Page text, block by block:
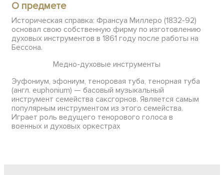
О предмете
Историческая справка: Франсуа Миллеро (1832-92)
основал свою собственную фирму по изготовлению
духовых инструментов в 1861 году после работы на
Бессона.
Медно-духовые инструменты
Эуфониум, эфониум, теноровая туба, тенорная туба
(англ. euphonium) — басовый музыкальный
инструмент семейства саксгорнов. Является самым
популярным инструментом из этого семейства.
Играет роль ведущего тенорового голоса в
военных и духовых оркестрах